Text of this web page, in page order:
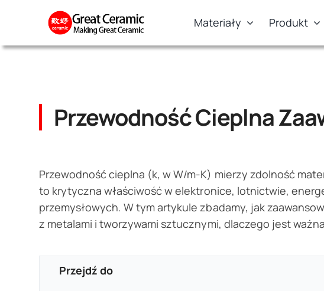
Materiały Produkt
Przewodność Cieplna
Przewodność cieplna (k, w W/m-K) mierzy zdolność
to krytyczna właściwość w elektronice, lotnictwie,
przemysłowych. W tym artykule zbadamy, jak
z metalami i tworzywami sztucznymi, dlaczego jest
Przejdź do